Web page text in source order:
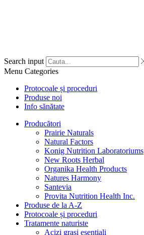
Search input
Menu Categories
Protocoale și proceduri
Produse noi
Info sănătate
Producători
Prairie Naturals
Natural Factors
Konig Nutrition Laboratoriums
New Roots Herbal
Organika Health Products
Natures Harmony
Santevia
Provita Nutrition Health Inc.
Produse de la A-Z
Protocoale și proceduri
Tratamente naturiste
Acizi grași esențiali